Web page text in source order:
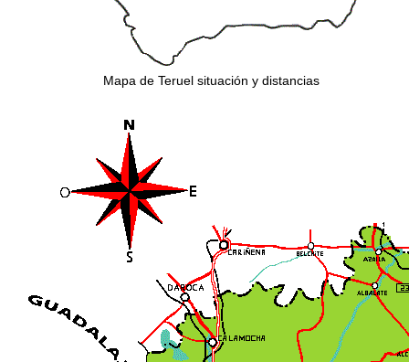
Mapa de Teruel situación y distancias